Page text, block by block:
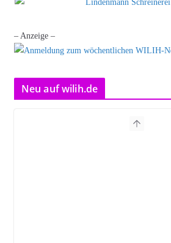
– Anzeige –
Neu auf wilih.de